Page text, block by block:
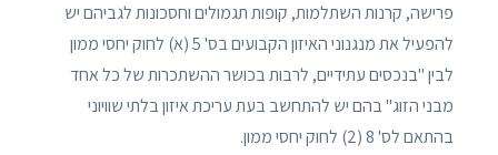
פרישה, קרנות השתלמות, קופות תגמולים וחסכונות לגביהם יש
להפעיל את מנגנוני האיזון הקבועים בס' 5 (א) לחוק יחסי ממון
לבין "בנכסים עתידיים, לרבות בכושר ההשתכרות של כל אחד
מבני הזוג" בהם יש להתחשב בעת עריכת איזון בלתי שוויוני
בהתאם לס' 8 (2) לחוק יחסי ממון.